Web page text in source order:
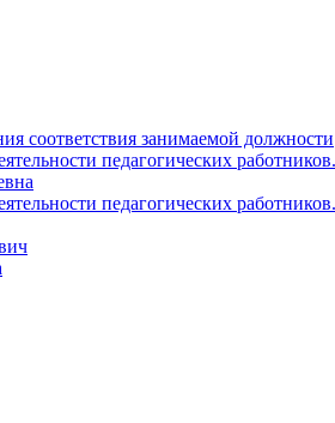
соответствия занимаемой должности
педагогических
педагогических